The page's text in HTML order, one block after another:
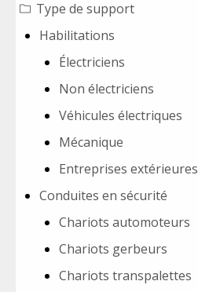
Type de support
Habilitations
Électriciens
Non électriciens
Véhicules électriques
Mécanique
Entreprises extérieures
Conduites en sécurité
Chariots automoteurs
Chariots gerbeurs
Chariots transpalettes